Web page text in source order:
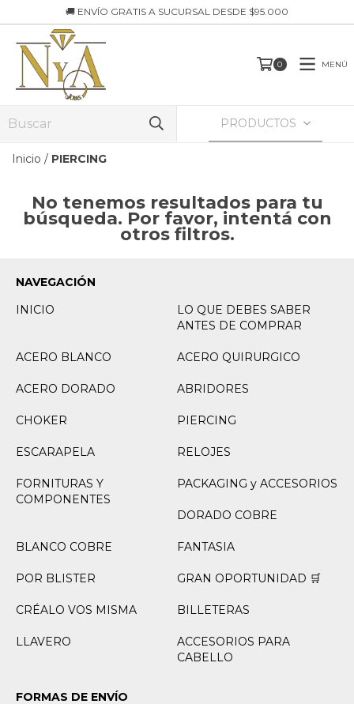
🚚 ENVÍO GRATIS A SUCURSAL DESDE $95.000
0 MENÚ
PRODUCTOS
Inicio / PIERCING
No tenemos resultados para tu
búsqueda. Por favor, intentá con
otros filtros.
NAVEGACIÓN
INICIO
LO QUE DEBES SABER
ANTES DE COMPRAR
ACERO BLANCO ACERO QUIRURGICO
ACERO DORADO ABRIDORES
CHOKER PIERCING
ESCARAPELA RELOJES
FORNITURAS Y
COMPONENTES
PACKAGING y ACCESORIOS
DORADO COBRE
BLANCO COBRE FANTASIA
POR BLISTER GRAN OPORTUNIDAD 🛒
CRÉALO VOS MISMA BILLETERAS
LLAVERO
ACCESORIOS PARA
CABELLO
FORMAS DE ENVÍO